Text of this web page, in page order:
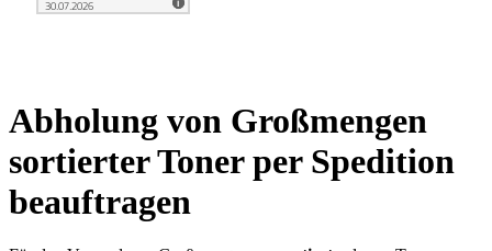
Abholung von Großmengen
sortierter Toner per Spedition
beauftragen